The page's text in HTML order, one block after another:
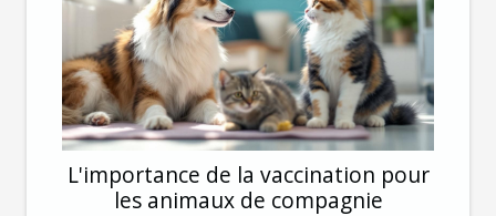
L'importance de la vaccination pour
les animaux de compagnie